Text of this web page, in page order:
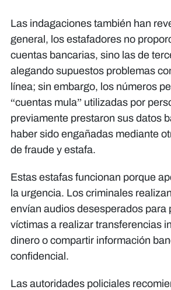
Las indagaciones también han
general, los estafadores no
cuentas bancarias, sino las de
alegando supuestos problemas
línea; sin embargo, los números
“cuentas mula” utilizadas por
previamente prestaron sus datos
haber sido engañadas mediante
de fraude y estafa.
Estas estafas funcionan porque
la urgencia. Los criminales
envían audios desesperados para
víctimas a realizar transferencias
dinero o compartir información
confidencial.
Las autoridades policiales
Carlos Girón, editor de
Verifica y El Heraldo